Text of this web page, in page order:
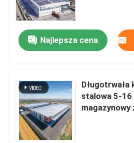
Najlepsza cena
stalowa 5-16
magazynowy